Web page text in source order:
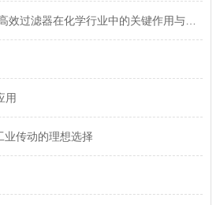
NIPPONMUKI日本无机高效过滤器在化学行业中的关键作用与选型指南
用
业传动的理想选择